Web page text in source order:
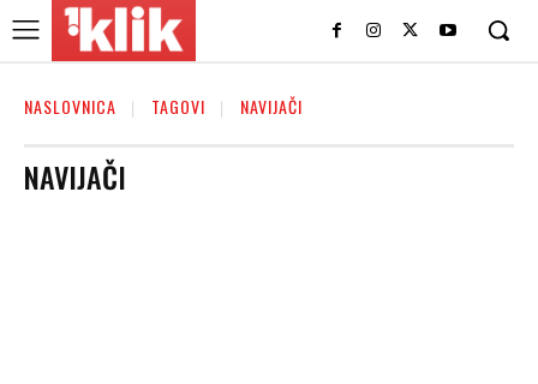
NASLOVNICA TAGOVI NAVIJAČI
NAVIJAČI